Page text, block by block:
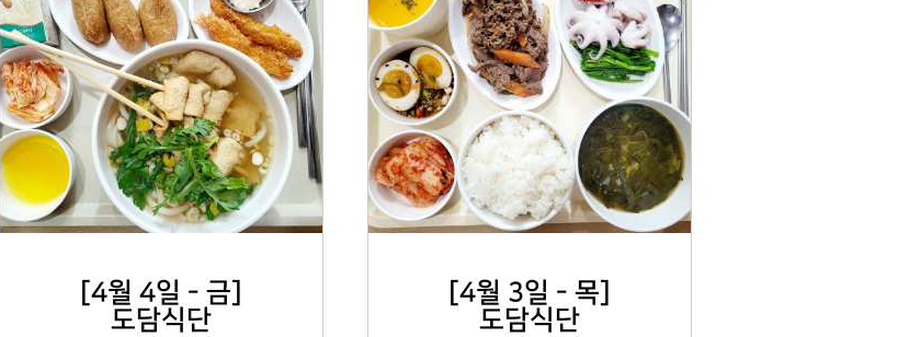
[4월 4일 - 금]
도담식단
[4월 3일 - 목]
도담식단